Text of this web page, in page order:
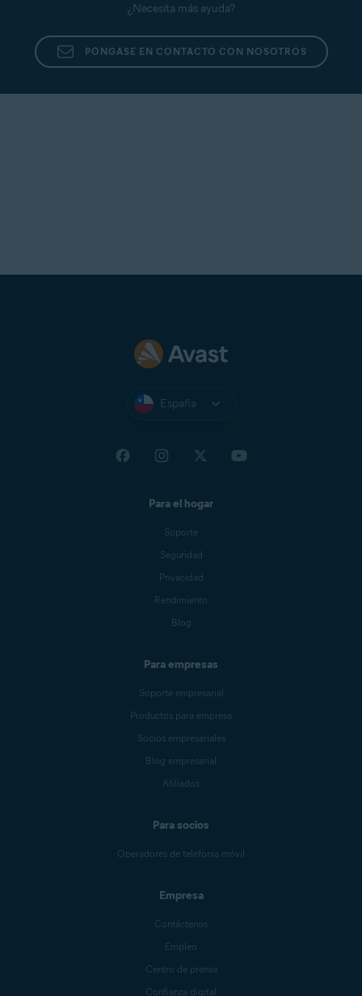
¿Necesita más ayuda?
PÓNGASE EN CONTACTO CON NOSOTROS
España
Para el hogar
Soporte
Seguridad
Privacidad
Rendimiento
Blog
Para empresas
Soporte empresarial
Productos para empresa
Socios empresariales
Blog empresarial
Afiliados
Para socios
Operadores de telefonía móvil
Empresa
Contáctenos
Empleo
Centro de prensa
Confianza digital